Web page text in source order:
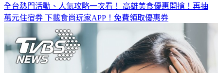
全台熱門活動、人氣攻略一次看！ 高雄美食優惠開搶！再抽
萬元住宿券 下載食尚玩家APP！免費領取優惠券